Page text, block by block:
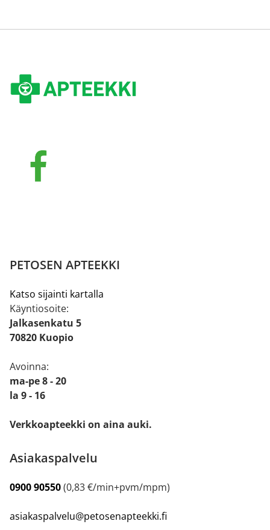
PETOSEN APTEEKKI
Katso sijainti kartalla
Käyntiosoite:
Jalkasenkatu 5
70820 Kuopio
Avoinna:
ma-pe 8 - 20
la 9 - 16
Verkkoapteekki on aina auki.
Asiakaspalvelu
0900 90550(0,83 €/min+pvm/mpm)
asiakaspalvelu@petosenapteekki.fi